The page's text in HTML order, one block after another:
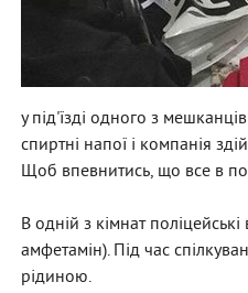
у під'їзді одного з
спиртні напої і компанія
Щоб впевнитись, що все в
В одній з кімнат
амфетамін). Під час
рідиною.